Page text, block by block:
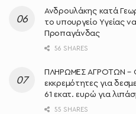
Ανδρουλάκης κατά
το υπουργείο Υγείας
Προπαγάνδας
56 SHARES
ΠΛΗΡΩΜΕΣ ΑΓΡΟΤΩΝ –
εκκρεμότητες για
61 εκατ. ευρώ για
55 SHARES